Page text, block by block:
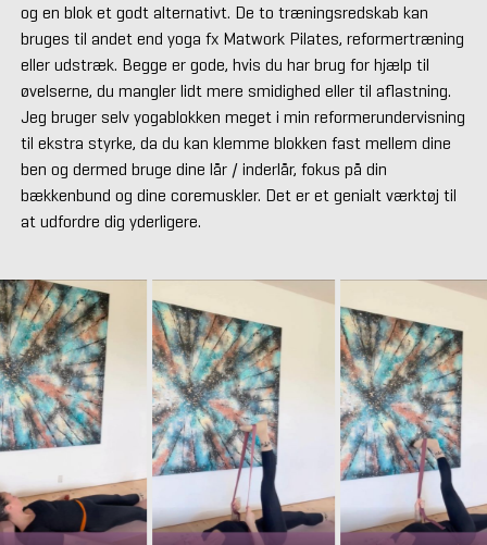
og en blok et godt alternativt. De to træningsredskab kan
bruges til andet end yoga fx Matwork Pilates, reformertræning
eller udstræk. Begge er gode, hvis du har brug for hjælp til
øvelserne, du mangler lidt mere smidighed eller til aflastning.
Jeg bruger selv yogablokken meget i min reformerundervisning
til ekstra styrke, da du kan klemme blokken fast mellem dine
ben og dermed bruge dine lår / inderlår, fokus på din
bækkenbund og dine coremuskler. Det er et genialt værktøj til
at udfordre dig yderligere.